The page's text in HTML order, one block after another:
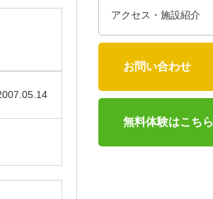
アクセス・施設紹介
お問い合わせ
無料体験はこちら